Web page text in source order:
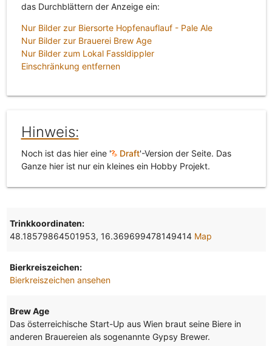
das Durchblättern der Anzeige ein:
Nur Bilder zur Biersorte Hopfenauflauf - Pale Ale
Nur Bilder zur Brauerei Brew Age
Nur Bilder zum Lokal Fassldippler
Einschränkung entfernen
Hinweis:
Noch ist das hier eine ' Draft'-Version der Seite. Das
Ganze hier ist nur ein kleines ein Hobby Projekt.
Trinkkoordinaten:
48.18579864501953, 16.369699478149414 Map
Bierkreiszeichen:
Bierkreiszeichen ansehen
Brew Age
Das österreichische Start-Up aus Wien braut seine Biere in
anderen Brauereien als sogenannte Gypsy Brewer.